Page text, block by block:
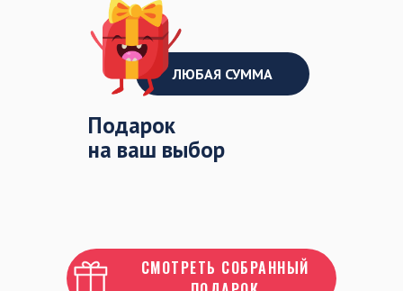
СМОТРЕТЬ СОБРАННЫЙ
Подарок
на ваш выбор
ЛЮБАЯ СУММА